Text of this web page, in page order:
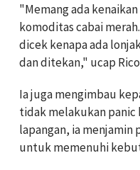
"Memang ada
komoditas cabai
dicek kenapa ada
dan ditekan," ucap
Ia juga mengimbau
tidak melakukan panic
lapangan, ia menjamin
untuk memenuhi